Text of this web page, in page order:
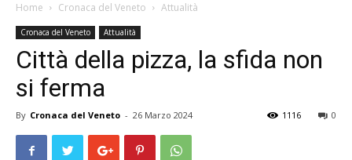
Home Cronaca del Veneto Attualità
Cronaca del Veneto Attualità
Città della pizza, la sfida non
si ferma
By Cronaca del Veneto - 26 Marzo 2024 0
1116